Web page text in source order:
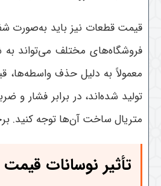
قیمت قطعات نیز باید به‌صورت
فروشگاه‌های مختلف می‌تواند
معمولاً به دلیل حذف واسطه‌ها،
تولید شده‌اند، در برابر فشار
متریال ساخت آن‌ها توجه کنید.
تأثیر نوسانات